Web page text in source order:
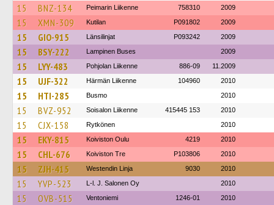
15 BNZ-134 Peimarin Liikenne 758310 2009
15 XMN-309 Kutilan P091802 2009
15 GIO-915 Länsilinjat P093242 2009
15 BSY-222 Lampinen Buses 2009
15 LYY-483 Pohjolan Liikenne 886-09 11.2009
15 UJF-322 Härmän Liikenne 104960 2010
15 HTI-285 Busmo 2010
15 BVZ-952 Soisalon Liikenne 415445 153 2010
15 CJX-158 Rytkönen 2010
15 EKY-815 Koiviston Oulu 4219 2010
15 CHL-676 Koiviston Tre P103806 2010
15 ZJH-415 Westendin Linja 9030 2010
15 YVP-523 L-l. J. Salonen Oy 2010
15 OVB-515 Ventoniemi 1246-01 2010